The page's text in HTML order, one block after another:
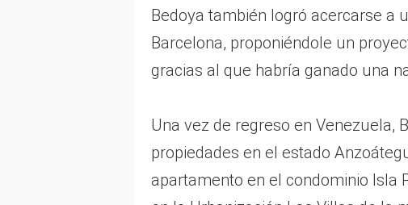
Bedoya también logró acercarse a
Barcelona, proponiéndole un
gracias al que habría ganado una
Una vez de regreso en Venezuela,
propiedades en el estado
apartamento en el condominio Isla